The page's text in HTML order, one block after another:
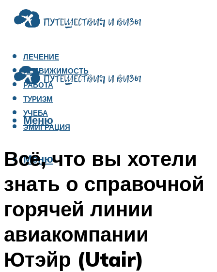
ЛЕЧЕНИЕ
НЕДВИЖИМОСТЬ
РАБОТА
ТУРИЗМ
УЧЕБА
ЭМИГРАЦИЯ
Меню
Меню
Всё, что вы хотели
знать о справочной
горячей линии
авиакомпании
Ютэйр (Utair)